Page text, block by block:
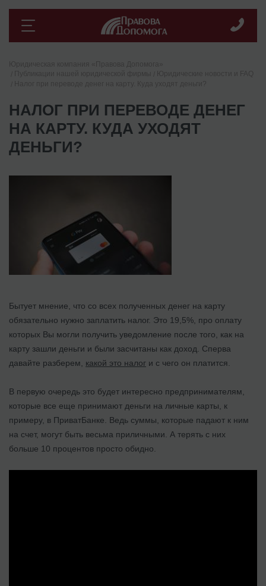
НАЛОГ ПРИ ПЕРЕВОДЕ ДЕНЕГ
НА КАРТУ. КУДА УХОДЯТ
ДЕНЬГИ?
Бытует мнение, что со всех полученных денег на карту
обязательно нужно заплатить налог. Это 19,5%, про оплату
которых Вы могли получить уведомление после того, как на
карту зашли деньги и были засчитаны как доход. Сперва
давайте разберем, какой это налог и с чего он платится.
В первую очередь это будет интересно предпринимателям,
которые все еще принимают деньги на личные карты, к
примеру, в ПриватБанке. Ведь суммы, которые падают к ним
на счет, могут быть весьма приличными. А терять с них
больше 10 процентов просто обидно.